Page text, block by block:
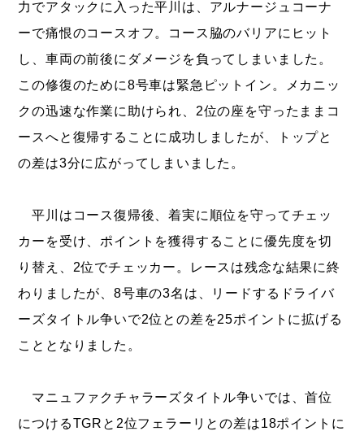
力でアタックに入った平川は、アルナージュコーナ
ーで痛恨のコースオフ。コース脇のバリアにヒット
し、車両の前後にダメージを負ってしまいました。
この修復のために8号車は緊急ピットイン。メカニッ
クの迅速な作業に助けられ、2位の座を守ったままコ
ースへと復帰することに成功しましたが、トップと
の差は3分に広がってしまいました。
平川はコース復帰後、着実に順位を守ってチェッ
カーを受け、ポイントを獲得することに優先度を切
り替え、2位でチェッカー。レースは残念な結果に終
わりましたが、8号車の3名は、リードするドライバ
ーズタイトル争いで2位との差を25ポイントに拡げる
こととなりました。
マニュファクチャラーズタイトル争いでは、首位
につけるTGRと2位フェラーリとの差は18ポイントに